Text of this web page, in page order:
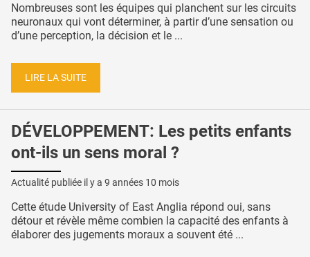
Nombreuses sont les équipes qui planchent sur les circuits
neuronaux qui vont déterminer, à partir d’une sensation ou
d’une perception, la décision et le ...
LIRE LA SUITE
DÉVELOPPEMENT: Les petits enfants
ont-ils un sens moral ?
Actualité publiée il y a 9 années 10 mois
Cette étude University of East Anglia répond oui, sans
détour et révèle même combien la capacité des enfants à
élaborer des jugements moraux a souvent été ...